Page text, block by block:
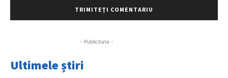
- Publicitate -
Ultimele știri